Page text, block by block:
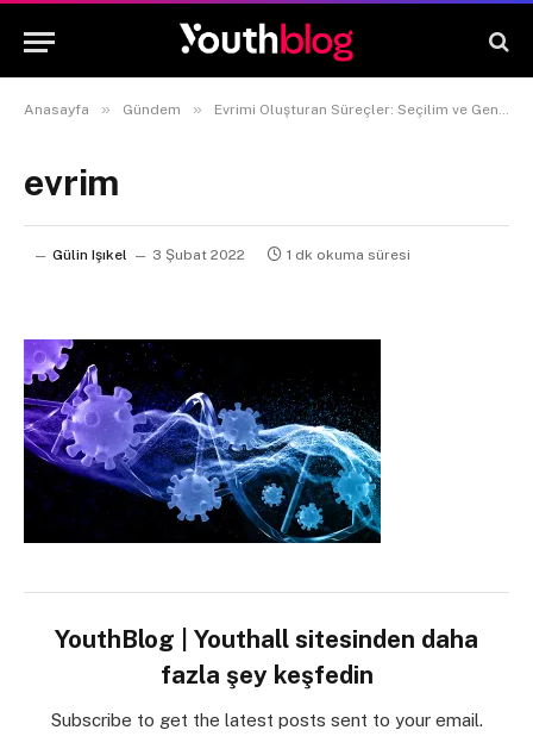
Anasayfa » Gündem » Evrimi Oluşturan Süreçler: Seçilim ve Genetizm
evrim
Gülin Işıkel 3 Şubat 2022 1 dk okuma süresi
YouthBlog | Youthall sitesinden daha
fazla şey keşfedin
Subscribe to get the latest posts sent to your email.